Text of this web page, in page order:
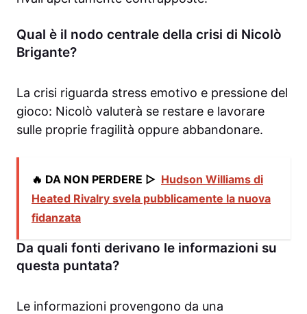
Qual è il nodo centrale della crisi di Nicolò
Brigante?
La crisi riguarda stress emotivo e pressione del
gioco: Nicolò valuterà se restare e lavorare
sulle proprie fragilità oppure abbandonare.
🔥 DA NON PERDERE ▷ Hudson Williams di
Heated Rivalry svela pubblicamente la nuova
fidanzata
Da quali fonti derivano le informazioni su
questa puntata?
Le informazioni provengono da una